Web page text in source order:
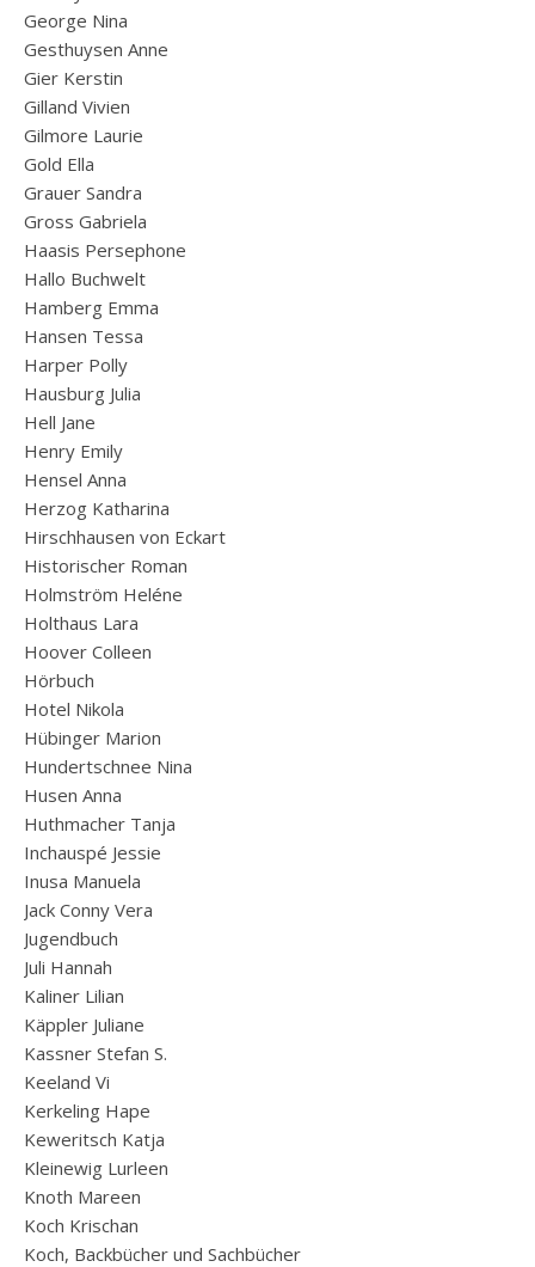
George Nina
Gesthuysen Anne
Gier Kerstin
Gilland Vivien
Gilmore Laurie
Gold Ella
Grauer Sandra
Gross Gabriela
Haasis Persephone
Hallo Buchwelt
Hamberg Emma
Hansen Tessa
Harper Polly
Hausburg Julia
Hell Jane
Henry Emily
Hensel Anna
Herzog Katharina
Hirschhausen von Eckart
Historischer Roman
Holmström Heléne
Holthaus Lara
Hoover Colleen
Hörbuch
Hotel Nikola
Hübinger Marion
Hundertschnee Nina
Husen Anna
Huthmacher Tanja
Inchauspé Jessie
Inusa Manuela
Jack Conny Vera
Jugendbuch
Juli Hannah
Kaliner Lilian
Käppler Juliane
Kassner Stefan S.
Keeland Vi
Kerkeling Hape
Keweritsch Katja
Kleinewig Lurleen
Knoth Mareen
Koch Krischan
Koch, Backbücher und Sachbücher